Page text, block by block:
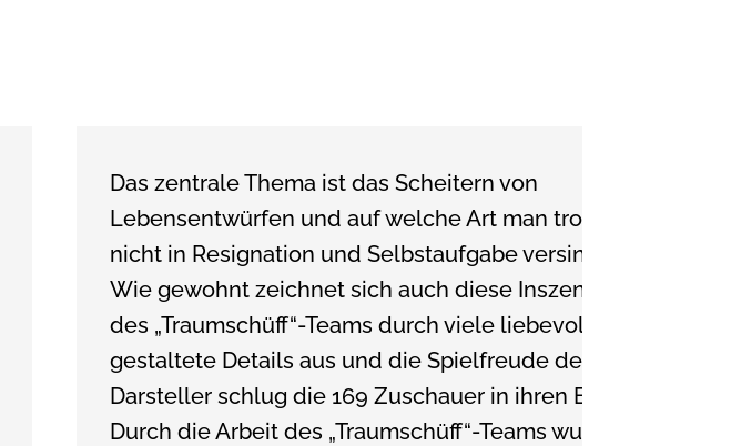
Das zentrale Thema ist das Scheitern von
Lebensentwürfen und auf welche Art man trotzdem
nicht in Resignation und Selbstaufgabe versinkt. (...)
Wie gewohnt zeichnet sich auch diese Inszenierung
des „Traumschüff“-Teams durch viele liebevoll
gestaltete Details aus und die Spielfreude der
Darsteller schlug die 169 Zuschauer in ihren Bann. (...)
Durch die Arbeit des „Traumschüff“-Teams wurde allen